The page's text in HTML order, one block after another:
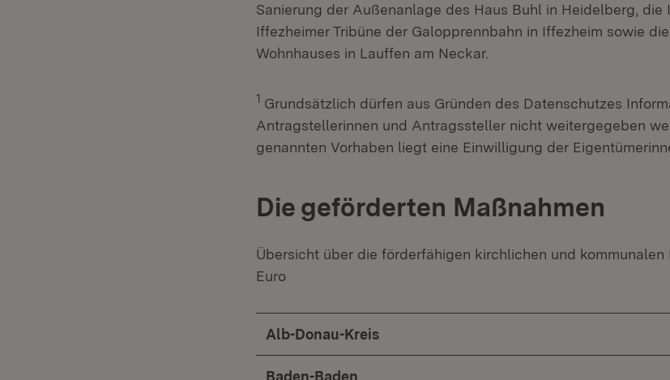
Sanierung der Außenanlage des Haus Buhl in Heidelberg, die
Iffezheimer Tribüne der Galopprennbahn in Iffezheim sowie
Wohnhauses in Lauffen am Neckar.
1 Grundsätzlich dürfen aus Gründen des Datenschutzes
Antragstellerinnen und Antragssteller nicht weitergegeben
genannten Vorhaben liegt eine Einwilligung der
Die geförderten Maßnahmen
Übersicht über die förderfähigen kirchlichen und kommunalen
Euro
Alb-Donau-Kreis
Baden-Baden